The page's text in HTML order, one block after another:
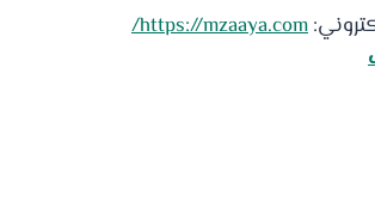
https://mzaaya.com/